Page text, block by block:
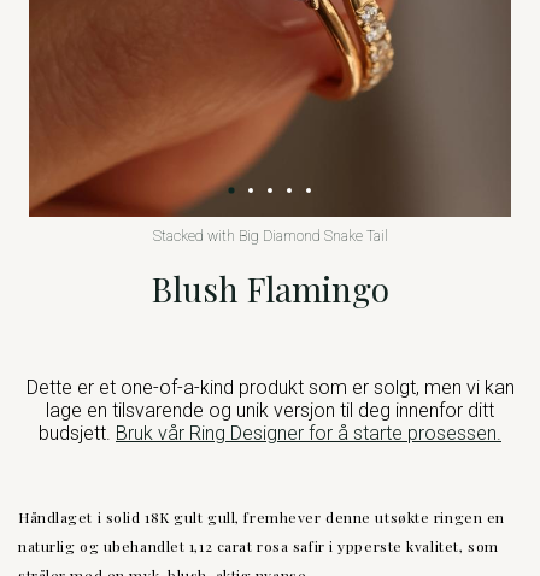
Stacked with Big Diamond Snake Tail
Blush Flamingo
Dette er et one-of-a-kind produkt som er solgt, men vi kan
lage en tilsvarende og unik versjon til deg innenfor ditt
budsjett. Bruk vår Ring Designer for å starte prosessen.
Håndlaget i solid 18K gult gull, fremhever denne utsøkte ringen en
naturlig og ubehandlet 1,12 carat rosa safir i ypperste kvalitet, som